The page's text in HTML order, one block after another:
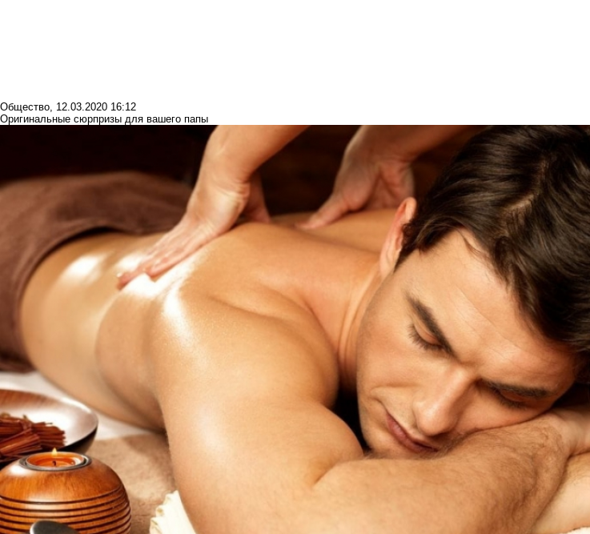
Общество, 12.03.2020 16:12
Оригинальные сюрпризы для вашего папы